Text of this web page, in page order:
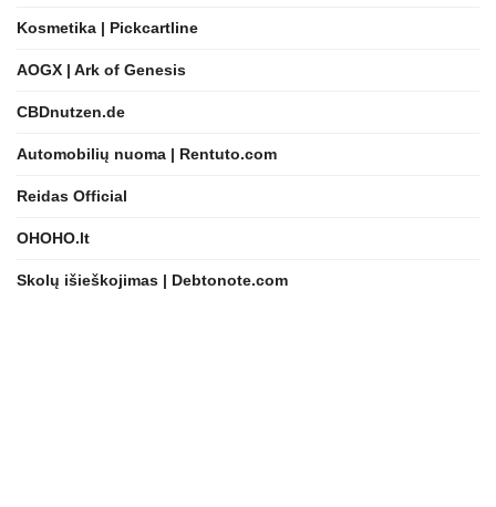
Kosmetika | Pickcartline
AOGX | Ark of Genesis
CBDnutzen.de
Automobilių nuoma | Rentuto.com
Reidas Official
OHOHO.lt
Skolų išieškojimas | Debtonote.com